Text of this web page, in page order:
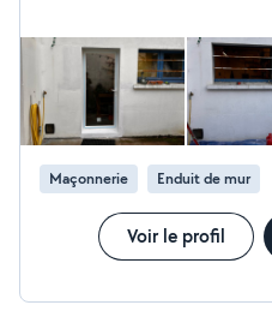
Maçonnerie Enduit de mur
Voir le profil